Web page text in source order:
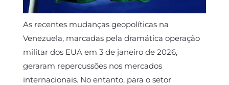
As recentes mudanças geopolíticas na
Venezuela, marcadas pela dramática operação
militar dos EUA em 3 de janeiro de 2026,
geraram repercussões nos mercados
internacionais. No entanto, para o setor